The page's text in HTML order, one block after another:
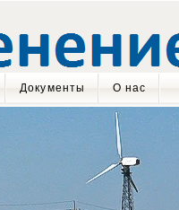
Документы О нас